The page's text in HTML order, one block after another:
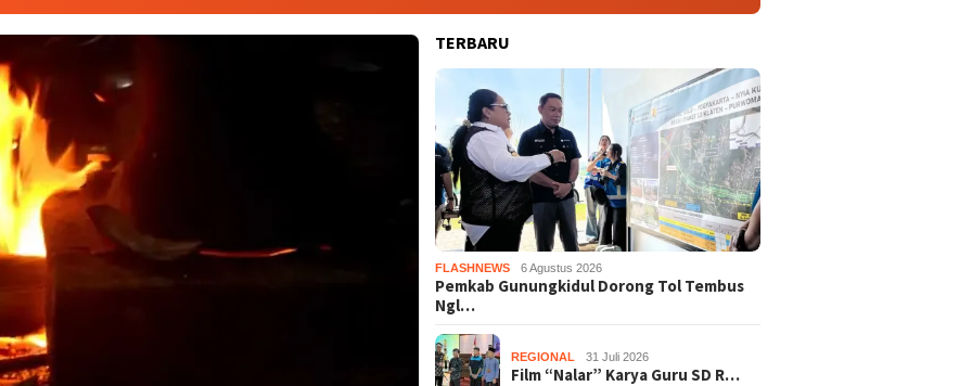
TERBARU
FLASHNEWS 6 Agustus 2026
Pemkab Gunungkidul Dorong Tol Tembus
Ngl…
REGIONAL 31 Juli 2026
Film “Nalar” Karya Guru SD R…